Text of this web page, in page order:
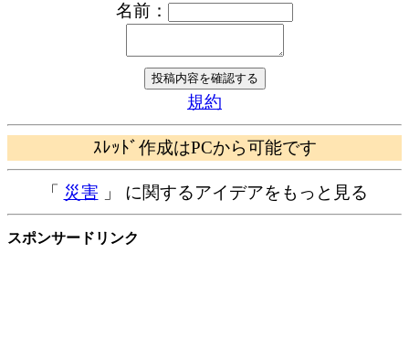
名前：
規約
ｽﾚｯﾄﾞ作成はPCから可能です
「 災害 」 に関するアイデアをもっと見る
スポンサードリンク